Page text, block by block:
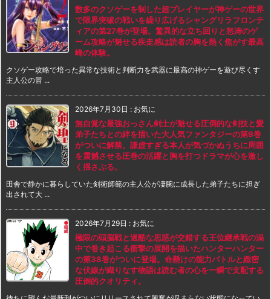
数多のクソゲーを制した超プレイヤーが神ゲーの世界
で限界突破の戦いを繰り広げるシャングリラフロンテ
ィアの第27巻が登場。驚異的な立ち回りと怒涛のゲ
ーム攻略が魅せる疾走感は読者の胸を熱く焦がす最高
峰の体験。
クソゲー攻略で培った異常な技術と判断力を武器に最高の神ゲーを遊び尽くす
主人公の冒 ...
2026年7月30日 : お気に
無自覚な最強おっさん剣士が魅せる圧倒的な剣技と愛
弟子たちとの絆を描いた大人気ファンタジーの第9巻
がついに解禁。謙虚すぎる本人が気づかぬうちに周囲
を震撼させる圧巻の活躍と胸を打つドラマが心を激し
く揺さぶる。
田舎で静かに暮らしていた剣術師範の主人公が凄腕に成長した弟子たちに担ぎ
出されて大 ...
2026年7月29日 : お気に
極限の頭脳戦と過酷な思惑が交錯する王位継承戦の渦
中で巻き起こる衝撃の展開を描いたハンターハンター
の第38巻がついに登場。命懸けの能力バトルと緻密
な伏線が織りなす物語は読む者の心を一瞬で支配する
圧倒的クオリティ。